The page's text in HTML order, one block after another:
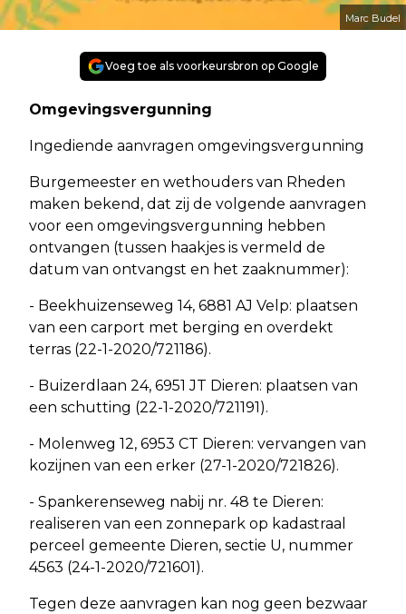
Marc Budel
Voeg toe als voorkeursbron op Google
Omgevingsvergunning
Ingediende aanvragen omgevingsvergunning
Burgemeester en wethouders van Rheden
maken bekend, dat zij de volgende aanvragen
voor een omgevingsvergunning hebben
ontvangen (tussen haakjes is vermeld de
datum van ontvangst en het zaaknummer):
- Beekhuizenseweg 14, 6881 AJ Velp: plaatsen
van een carport met berging en overdekt
terras (22-1-2020/721186).
- Buizerdlaan 24, 6951 JT Dieren: plaatsen van
een schutting (22-1-2020/721191).
- Molenweg 12, 6953 CT Dieren: vervangen van
kozijnen van een erker (27-1-2020/721826).
- Spankerenseweg nabij nr. 48 te Dieren:
realiseren van een zonnepark op kadastraal
perceel gemeente Dieren, sectie U, nummer
4563 (24-1-2020/721601).
Tegen deze aanvragen kan nog geen bezwaar